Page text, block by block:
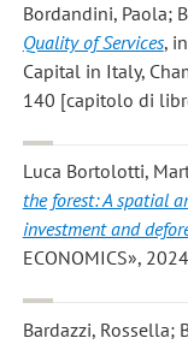
Bordandini, Paola;
Quality of Services,
Capital in Italy,
140 [capitolo di
Luca Bortolotti,
the forest: A spatial
investment and
ECONOMICS»,
Bardazzi, Rossella;